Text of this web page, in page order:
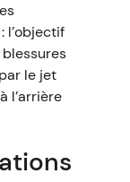
l’objectif
le jet
l’arrière